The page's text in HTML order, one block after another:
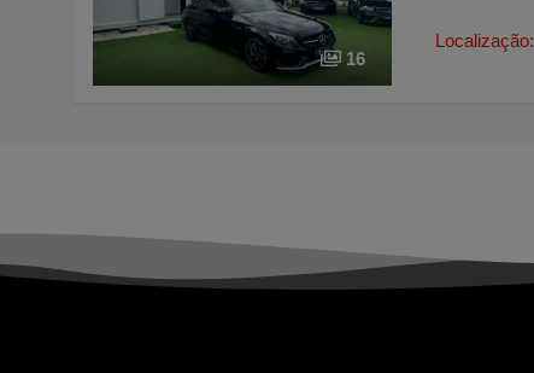
16
Localização: